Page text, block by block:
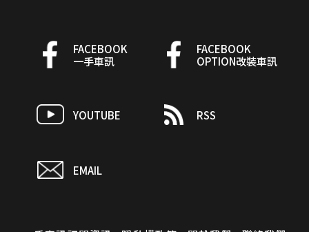
FACEBOOK
一手車訊
FACEBOOK
OPTION改裝車訊
YOUTUBE RSS
EMAIL